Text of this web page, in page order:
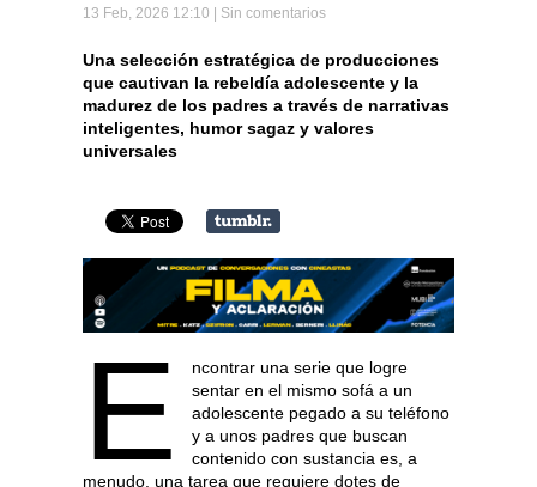
13 Feb, 2026 12:10 | Sin comentarios
Una selección estratégica de producciones
que cautivan la rebeldía adolescente y la
madurez de los padres a través de narrativas
inteligentes, humor sagaz y valores
universales
E
ncontrar una serie que logre
sentar en el mismo sofá a un
adolescente pegado a su teléfono
y a unos padres que buscan
contenido con sustancia es, a
menudo, una tarea que requiere dotes de